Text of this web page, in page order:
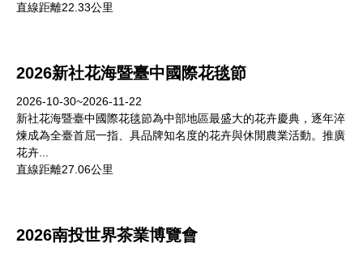
直線距離22.33公里
2026新社花海暨臺中國際花毯節
2026-10-30~2026-11-22
新社花海暨臺中國際花毯節為中部地區最盛大的花卉慶典，逐年淬
煉成為全臺首屈一指、具品牌知名度的花卉與休閒農業活動。推廣
花卉...
直線距離27.06公里
2026南投世界茶業博覽會